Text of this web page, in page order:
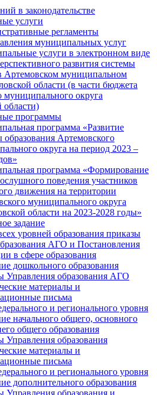
в законодательстве
услуги
регламенты
муниципальных услуг
услуги в электронном виде
развития системы
Артемовском муниципальном
области (в части бюджета
муниципального округа
области)
программы
программа «Развитие
образования Артемовского
округа на период 2023 –
программа «Формирование
поведения участников
движения на территории
муниципального округа
области на 2023-2028 годы»
задание
уровней образования приказы
АГО и Постановления
в сфере образования
дошкольного образования
Управления образования АГО
материалы и
письма
и регионального уровня
начального общего, основного
общего образования
Управления образования
материалы и
письма
и регионального уровня
дополнительного образования